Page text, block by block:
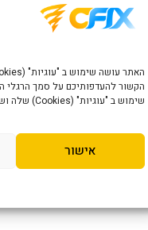
הקשור להעדפותיכם על סמך הרגלי
שימוש ב "עוגיות" (Cookies) שלה ושל צדדים שלישיים. מידע נוסף ניתן למצוא ב
אישור
2TB SSD